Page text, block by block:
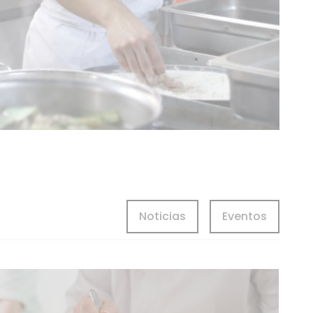
Noticias Eventos